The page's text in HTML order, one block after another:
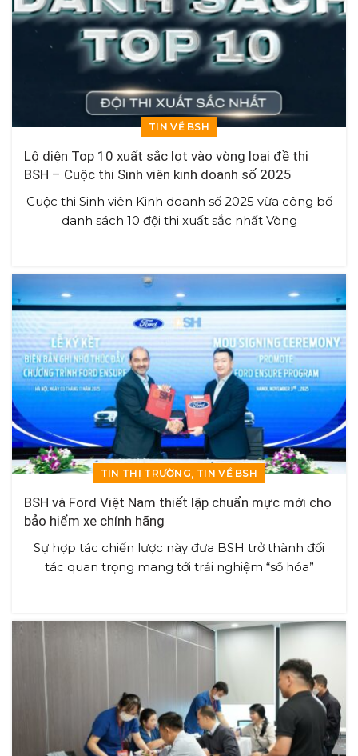
TIN VỀ BSH
Lộ diện Top 10 xuất sắc lọt vào vòng loại đề thi
BSH – Cuộc thi Sinh viên kinh doanh số 2025
Cuộc thi Sinh viên Kinh doanh số 2025 vừa công bố
danh sách 10 đội thi xuất sắc nhất Vòng
TIN THỊ TRƯỜNG, TIN VỀ BSH
BSH và Ford Việt Nam thiết lập chuẩn mực mới cho
bảo hiểm xe chính hãng
Sự hợp tác chiến lược này đưa BSH trở thành đối
tác quan trọng mang tới trải nghiệm “số hóa”